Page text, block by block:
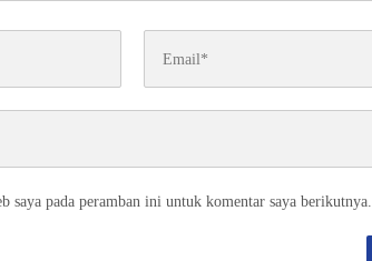
saya pada peramban ini untuk komentar saya berikutnya.